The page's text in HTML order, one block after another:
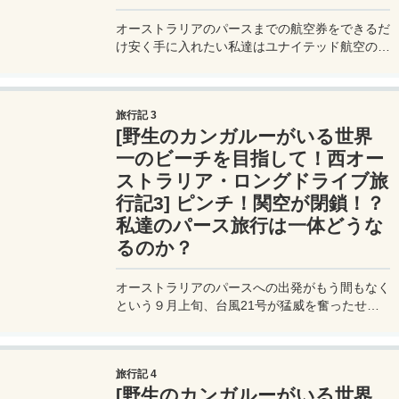
オーストラリアのパースまでの航空券をできるだ
け安く手に入れたい私達はユナイテッド航空のマ
旅行記 3
[野生のカンガルーがいる世界
一のビーチを目指して！西オー
ストラリア・ロングドライブ旅
行記3] ピンチ！関空が閉鎖！？
私達のパース旅行は一体どうな
るのか？
オーストラリアのパースへの出発がもう間もなく
という９月上旬、台風21号が猛威を奮ったせい
に聞いてみた。
旅行記 4
[野生のカンガルーがいる世界